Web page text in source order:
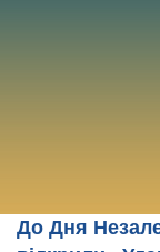
До Дня